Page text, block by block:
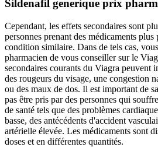
Sildenafil generique prix
Cependant, les effets secondaires sont
personnes prenant des médicaments
condition similaire. Dans de tels cas,
pharmacien de vous conseiller sur le
secondaires courants du Viagra peuvent
des rougeurs du visage, une congestion
ou des maux de dos. Il est important de
pas être pris par des personnes qui
de santé tels que des problèmes
basse, des antécédents d'accident
artérielle élevée. Les médicaments sont
doses et en différentes quantités.